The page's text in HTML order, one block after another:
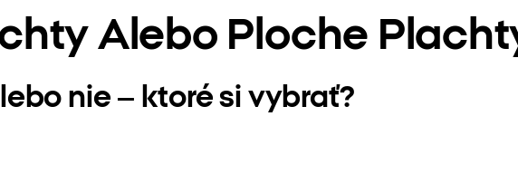
Alebo Ploche
nie – ktoré si vybrať?